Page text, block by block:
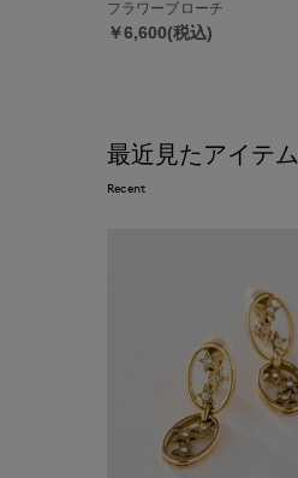
フラワーブローチ
￥6,600(税込)
最近見たアイテム
Recent